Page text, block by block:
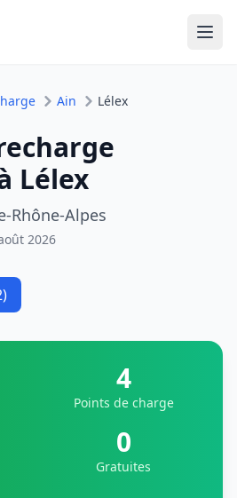
Ain Lélex
Lélex
Rhône-Alpes
2026
4
Points de charge
0
Gratuites